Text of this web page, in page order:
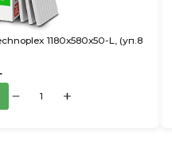
1180х580х50-L, (уп.8